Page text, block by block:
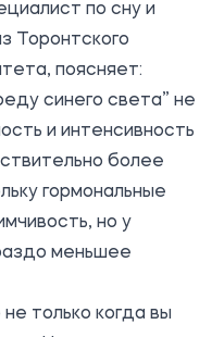
по сну и
Торонтского
поясняет:
синего света” не
и интенсивность
более
гормональные
но у
меньшее
только когда вы